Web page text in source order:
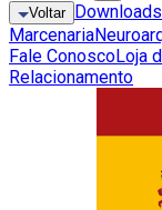
Voltar Downloads
Marcenaria
Fale ConoscoLoja
Relacionamento